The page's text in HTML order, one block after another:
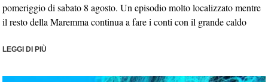
pomeriggio di sabato 8 agosto. Un episodio molto localizzato mentre
il resto della Maremma continua a fare i conti con il grande caldo
LEGGI DI PIÙ